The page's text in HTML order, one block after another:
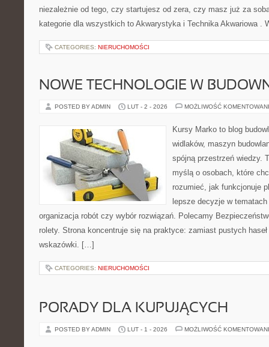
niezależnie od tego, czy startujesz od zera, czy masz już za
kategorie dla wszystkich to Akwarystyka i Technika Akwariowa .
CATEGORIES: NIERUCHOMOŚCI
NOWE TECHNOLOGIE W
POSTED BY ADMIN LUT - 2 - 2026 MOŻLIWOŚĆ
Kursy Marko to blog
widlaków, maszyn
spójną przestrzeń wiedzy.
myślą o osobach, które
rozumieć, jak funkcjonuje
lepsze decyzje w
organizacja robót czy wybór rozwiązań. Polecamy
rolety. Strona koncentruje się na praktyce: zamiast pustych
wskazówki. […]
CATEGORIES: NIERUCHOMOŚCI
PORADY DLA KUPUJĄCYCH
POSTED BY ADMIN LUT - 1 - 2026 MOŻLIWOŚĆ